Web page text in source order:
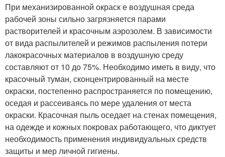
При механизированной окраск е воздушная среда
рабочей зоны сильно загрязняется парами
растворителей и красочным аэрозолем. В зависимости
от вида распылителей и режимов распыления потери
лакокрасочных материалов в воздушную среду
составляют от 10 до 75%. Необходимо иметь в виду, что
красочный туман, сконцентрированный на месте
окраски, постепенно распространяется по помещению,
оседая и рассеиваясь по мере удаления от места
окраски. Красочная пыль оседает на стенах помещения,
на одежде и кожных покровах работающего, что диктует
необходимость применения индивидуальных средств
защиты и мер личной гигиены.